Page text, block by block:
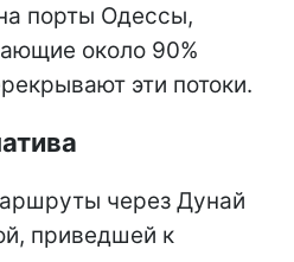
порты Одессы,
около 90%
эти потоки.
через Дунай
приведшей к